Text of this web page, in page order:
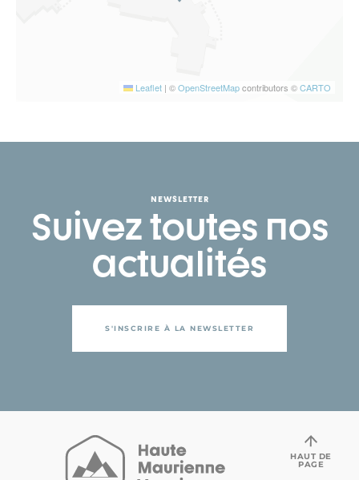
Leaflet | ©OpenStreetMapcontributors ©CARTO
NEWSLETTER
Suivez toutes nos
actualités
S'INSCRIRE À LA NEWSLETTER
HAUT DE
PAGE